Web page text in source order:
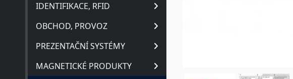
IDENTIFIKACE, RFID
OBCHOD, PROVOZ
PREZENTAČNÍ SYSTÉMY
MAGNETICKÉ PRODUKTY